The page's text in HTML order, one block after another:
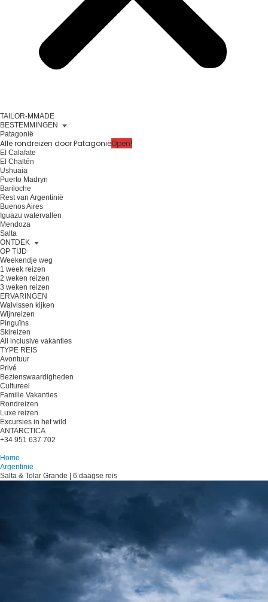
TAILOR-MMADE
BESTEMMINGEN
Patagonië
Alle rondreizen door PatagoniëOpen!
El Calafate
El Chaltén
Ushuaia
Puerto Madryn
Bariloche
Rest van Argentinië
Buenos Aires
Iguazu watervallen
Mendoza
Salta
ONTDEK
OP TIJD
Weekendje weg
1 week reizen
2 weken reizen
3 weken reizen
ERVARINGEN
Walvissen kijken
Wijnreizen
Pinguïns
Skireizen
All inclusive vakanties
TYPE REIS
Avontuur
Privé
Bezienswaardigheden
Cultureel
Familie Vakanties
Rondreizen
Luxe reizen
Excursies in het wild
ANTARCTICA
+34 951 637 702
Home
Argentinië
Salta & Tolar Grande | 6 daagse reis